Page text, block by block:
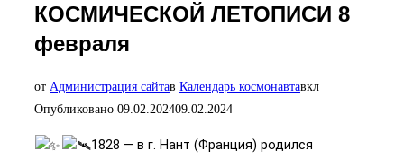
КОСМИЧЕСКОЙ ЛЕТОПИСИ 8
февраля
от Администрация сайтав Календарь космонавтавкл
Опубликовано 09.02.202409.02.2024
1828 — в г. Нант (Франция) родился